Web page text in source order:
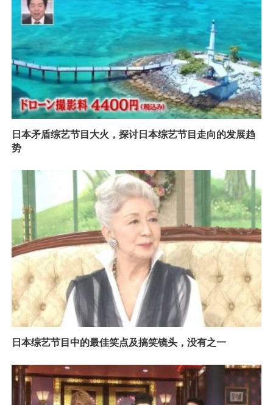
日本矛盾综艺节目大火，探讨日本综艺节目走向的发展趋
势
日本综艺节目中的最佳笑点及搞笑镜头，没有之一